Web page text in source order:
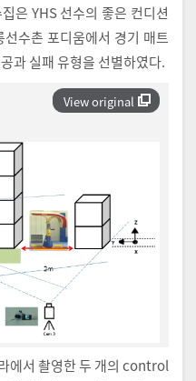
은 YHS 선수의 좋은 컨디션
수촌 포디움에서 경기 매트
과 실패 유형을 선별하였다.
View original
에서 촬영한 두 개의 control